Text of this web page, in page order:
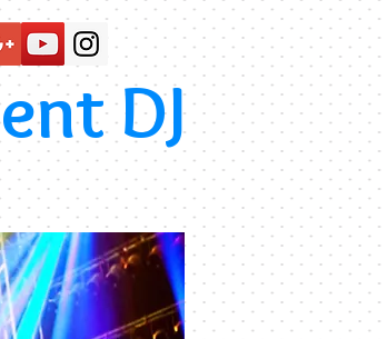
DJ